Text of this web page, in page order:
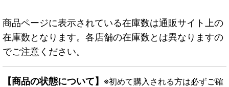
商品ページに表示されている在庫数は通販サイト上の
在庫数となります。各店舗の在庫数とは異なりますの
でご注意ください。
【商品の状態について】 ※初めて購入される方は必ずご確